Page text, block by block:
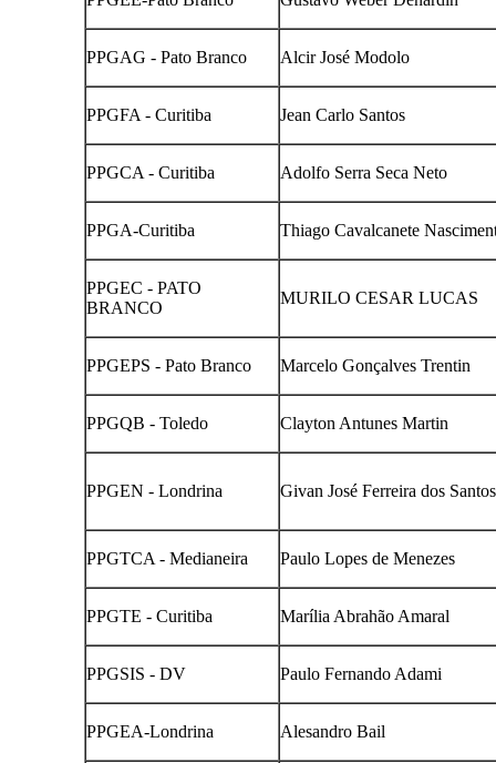
PPGAG - Pato Branco Alcir José Modolo
PPGFA - Curitiba Jean Carlo Santos
PPGCA - Curitiba Adolfo Serra Seca Neto
PPGA-Curitiba Thiago Cavalcanete
PPGEC - PATO
BRANCO
MURILO CESAR LUCAS
PPGEPS - Pato Branco Marcelo Gonçalves Trentin
PPGQB - Toledo Clayton Antunes Martin
PPGEN - Londrina Givan José Ferreira dos Santos
PPGTCA - Medianeira Paulo Lopes de Menezes
PPGTE - Curitiba Marília Abrahão Amaral
PPGSIS - DV Paulo Fernando Adami
PPGEA-Londrina Alesandro Bail